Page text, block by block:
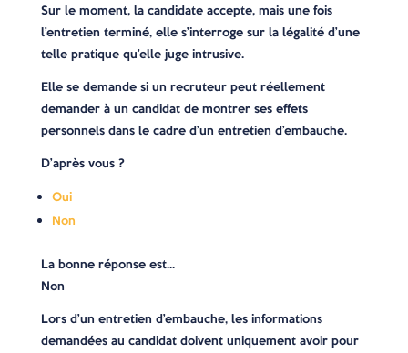
Sur le moment, la candidate accepte, mais une fois
l’entretien terminé, elle s’interroge sur la légalité d’une
telle pratique qu’elle juge intrusive.
Elle se demande si un recruteur peut réellement
demander à un candidat de montrer ses effets
personnels dans le cadre d’un entretien d’embauche.
D’après vous ?
Oui
Non
La bonne réponse est…
Non
Lors d’un entretien d’embauche, les informations
demandées au candidat doivent uniquement avoir pour